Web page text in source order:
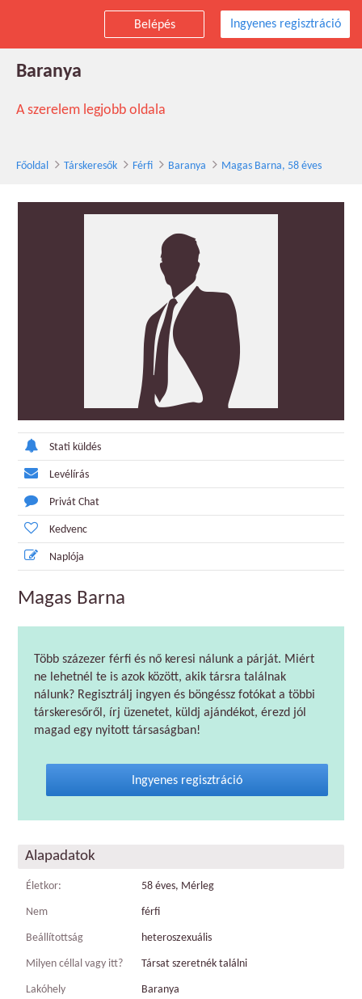
Belépés Ingyenes regisztráció
Magas Barna társkereső férfi, 58 éves,
Baranya
A szerelem legjobb oldala
Főoldal Társkeresők Férfi Baranya Magas Barna, 58 éves
Stati küldés
Levélírás
Privát Chat
Kedvenc
Naplója
Magas Barna
Több százezer férfi és nő keresi nálunk a párját. Miért
ne lehetnél te is azok között, akik társra találnak
nálunk? Regisztrálj ingyen és böngéssz fotókat a többi
társkeresőről, írj üzenetet, küldj ajándékot, érezd jól
magad egy nyitott társaságban!
Ingyenes regisztráció
Alapadatok
Életkor: 58 éves, Mérleg
Nem férfi
Beállítottság heteroszexuális
Milyen céllal vagy itt? Társat szeretnék találni
Lakóhely Baranya